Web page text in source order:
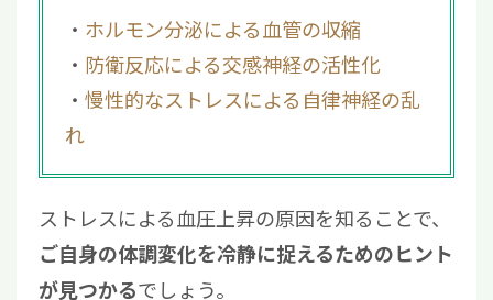
4.2 疲労が溜まると血圧は上がる？
高血圧を防ぐためにもストレスを自覚するこ
とが重要
ホルモン分泌による血管の収縮
防衛反応による交感神経の活性化
慢性的なストレスによる自律神経の乱
れ
ストレスによる血圧上昇の原因を知ることで、
ご自身の体調変化を冷静に捉えるためのヒント
が見つかるでしょう。